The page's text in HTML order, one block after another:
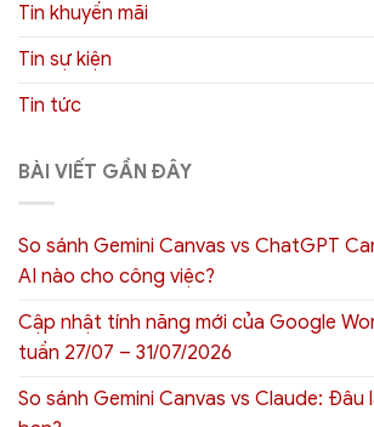
Tin khuyến mãi
Tin sự kiện
Tin tức
BÀI VIẾT GẦN ĐÂY
So sánh Gemini Canvas vs ChatGPT
AI nào cho công việc?
Cập nhật tính năng mới của Google
tuần 27/07 – 31/07/2026
So sánh Gemini Canvas vs Claude: Đâu